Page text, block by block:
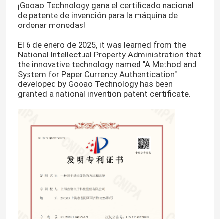
¡Gooao Technology gana el certificado nacional
de patente de invención para la máquina de
ordenar monedas!
El 6 de enero de 2025, it was learned from the
National Intellectual Property Administration that
the innovative technology named "A Method and
System for Paper Currency Authentication"
developed by Gooao Technology has been
granted a national invention patent certificate.